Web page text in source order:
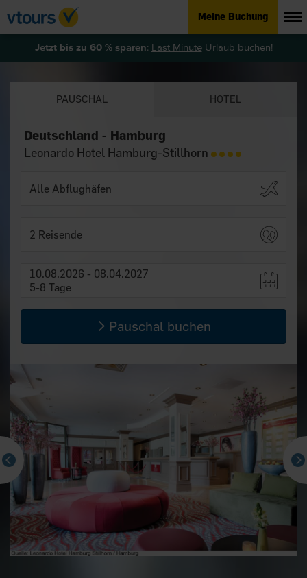
Meine Buchung
Jetzt bis zu 60 % sparen: Last MinuteUrlaub buchen!
PAUSCHAL HOTEL
Deutschland - Hamburg
Leonardo Hotel Hamburg-Stillhorn
2 Reisende
10.08.2026 - 08.04.2027
5-8 Tage
Pauschal buchen